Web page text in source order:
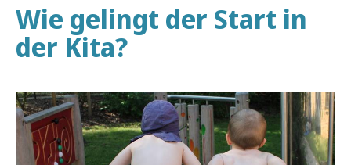
Wie gelingt der Start in
der Kita?